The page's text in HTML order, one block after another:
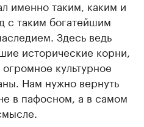
именно таким, каким и
с таким богатейшим
Здесь ведь
исторические корни,
культурное
Нам нужно вернуть
в пафосном, а в самом